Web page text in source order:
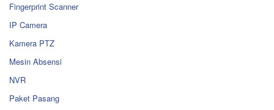
Fingerprint Scanner
IP Camera
Kamera PTZ
Mesin Absensi
NVR
Paket Pasang